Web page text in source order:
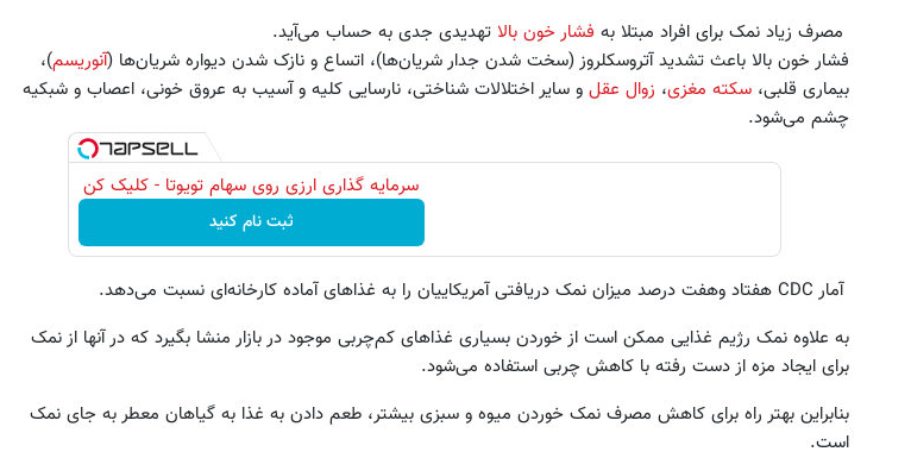
مصرف زیاد نمک برای افراد مبتلا به فشار خون بالا تهدیدی جدی به حساب می‌‌آید.
فشار خون بالا باعث تشدید آتروسکلروز (سخت شدن جدار شریان‌ها)، اتساع و نازک شدن دیواره شریان‌ها (آنوریسم)،
بیماری قلبی، سکته مغزی، زوال عقل و سایر اختلالات شناختی، نارسایی کلیه و آسیب به عروق خونی، اعصاب و شبکیه
چشم می‌شود.
سرمایه گذاری ارزی روی سهام تویوتا - کلیک کن
ثبت نام کنید
آمار CDC هفتاد وهفت درصد میزان نمک دریافتی آمریکاییان را به غذاهای آماده کارخانه‌ای نسبت می‌دهد.
به علاوه نمک رژیم غذایی ممکن است از خوردن بسیاری غذاهای کم‌چربی موجود در بازار منشا بگیرد که در آنها از نمک
برای ایجاد مزه‌ از دست رفته با کاهش چربی استفاده می‌شود.
بنابراین بهتر راه برای کاهش مصرف نمک خوردن میوه و سبزی بیشتر، طعم دادن به غذا به گیاهان معطر به جای نمک
است.
پک تقویت موی جلبک توی حمومت
خالیه!45%تخفیف
به بزرگترین جشنواره ایمپلنت تهران سر بزنید
غذای پت، تشویقی، اسباب‌بازی و لوازم
بهداشتی را با تخفیف تهیه کنید
مشاهده محصولات